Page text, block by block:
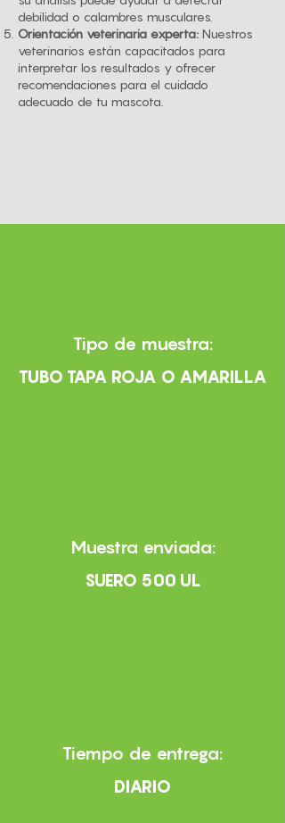
debilidad o calambres musculares.
Orientación veterinaria experta: Nuestros
veterinarios están capacitados para
interpretar los resultados y ofrecer
recomendaciones para el cuidado
adecuado de tu mascota.
Tipo de muestra:
TUBO TAPA ROJA O AMARILLA
Muestra enviada:
SUERO 500 UL
Tiempo de entrega:
DIARIO